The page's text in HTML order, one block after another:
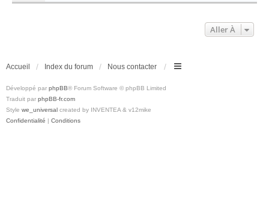
Aller À
Accueil Index du forum Nous contacter
Développé par phpBB® Forum Software © phpBB Limited
Traduit par phpBB-fr.com
Style we_universal created by INVENTEA & v12mike
Confidentialité | Conditions